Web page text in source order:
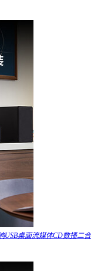
USB桌面流媒体CD数播二合